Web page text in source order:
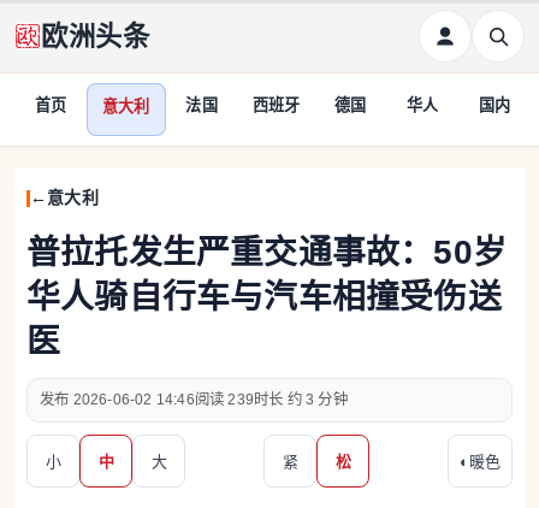
欧洲头条
首页 意大利 法国 西班牙 德国 华人 国内
意大利
普拉托发生严重交通事故：50岁
华人骑自行车与汽车相撞受伤送
医
2026-06-02 14:46 239 约 3 分钟
小 中 大 紧 松 ◐ 暖色